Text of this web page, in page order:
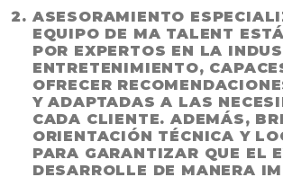
ASESORAMIENTO
EQUIPO DE MA TALENT
POR EXPERTOS EN LA
ENTRETENIMIENTO,
OFRECER
Y ADAPTADAS A LAS
CADA CLIENTE. ADEMÁS,
ORIENTACIÓN TÉCNICA Y
PARA GARANTIZAR QUE EL
DESARROLLE DE MANERA